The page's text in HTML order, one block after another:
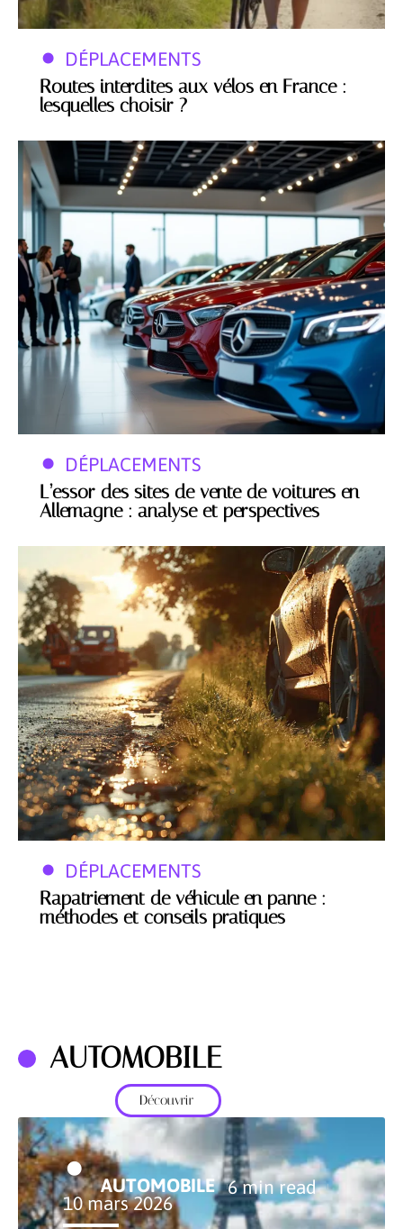
DÉPLACEMENTS
Routes interdites aux vélos en France :
lesquelles choisir ?
DÉPLACEMENTS
L’essor des sites de vente de voitures en
Allemagne : analyse et perspectives
DÉPLACEMENTS
Rapatriement de véhicule en panne :
méthodes et conseils pratiques
AUTOMOBILE
Découvrir
AUTOMOBILE 6 min read
10 mars 2026